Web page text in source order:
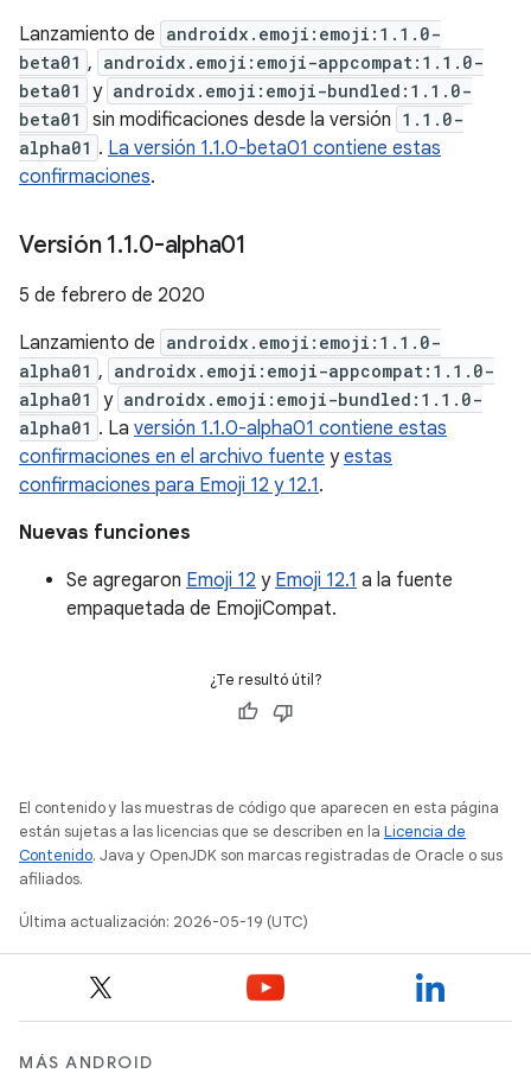
Lanzamiento de androidx.emoji:emoji:1.1.0-
beta01 , androidx.emoji:emoji-appcompat:1.1.0-
beta01
y androidx.emoji:emoji-bundled:1.1.0-
beta01
sin modificaciones desde la versión 1.1.0-
alpha01 . La versión 1.1.0-beta01 contiene estas
confirmaciones.
Versión 1.1.0-alpha01
5 de febrero de 2020
Lanzamiento de androidx.emoji:emoji:1.1.0-
alpha01 , androidx.emoji:emoji-appcompat:1.1.0-
alpha01
y androidx.emoji:emoji-bundled:1.1.0-
alpha01 . La versión 1.1.0-alpha01 contiene estas
confirmaciones en el archivo fuente yestas
confirmaciones para Emoji 12 y 12.1.
Nuevas funciones
Se agregaron Emoji 12 y Emoji 12.1 a la fuente
empaquetada de EmojiCompat.
¿Te resultó útil?
El contenido y las muestras de código que aparecen en esta página
están sujetas a las licencias que se describen en la Licencia de
Contenido. Java y OpenJDK son marcas registradas de Oracle o sus
afiliados.
Última actualización: 2026-05-19 (UTC)
MÁS ANDROID